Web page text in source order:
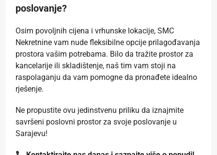
poslovanje?
Osim povoljnih cijena i vrhunske lokacije, SMC
Nekretnine vam nude fleksibilne opcije prilagođavanja
prostora vašim potrebama. Bilo da tražite prostor za
kancelarije ili skladištenje, naš tim vam stoji na
raspolaganju da vam pomogne da pronađete idealno
rješenje.
Ne propustite ovu jedinstvenu priliku da iznajmite
savršeni poslovni prostor za svoje poslovanje u
Sarajevu!